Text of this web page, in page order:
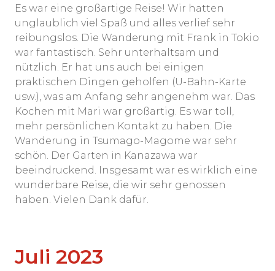
Es war eine großartige Reise! Wir hatten
unglaublich viel Spaß und alles verlief sehr
reibungslos. Die Wanderung mit Frank in Tokio
war fantastisch. Sehr unterhaltsam und
nützlich. Er hat uns auch bei einigen
praktischen Dingen geholfen (U-Bahn-Karte
usw.), was am Anfang sehr angenehm war. Das
Kochen mit Mari war großartig. Es war toll,
mehr persönlichen Kontakt zu haben. Die
Wanderung in Tsumago-Magome war sehr
schön. Der Garten in Kanazawa war
beeindruckend. Insgesamt war es wirklich eine
wunderbare Reise, die wir sehr genossen
haben. Vielen Dank dafür.
Juli 2023